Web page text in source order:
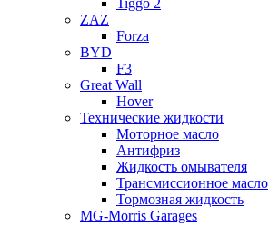
Tiggo 2
ZAZ
Forza
BYD
F3
Great Wall
Hover
Технические жидкости
Моторное масло
Антифриз
Жидкость омывателя
Трансмиссионное масло
Тормозная жидкость
MG-Morris Garages